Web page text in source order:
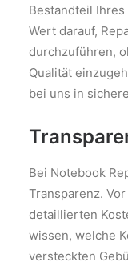
Bestandteil
Wert darauf,
durchzuführen,
Qualität
bei uns in
Bei Notebook
Transparenz.
detaillierten
wissen, welche
versteckten